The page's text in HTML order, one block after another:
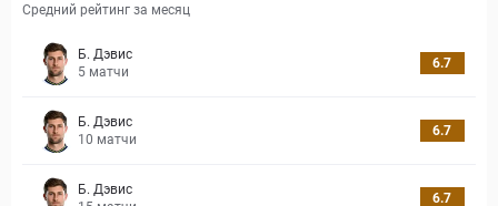
Средний рейтинг за месяц
Б. Дэвис
5 матчи
6.7
Б. Дэвис
10 матчи
6.7
Б. Дэвис
6.7